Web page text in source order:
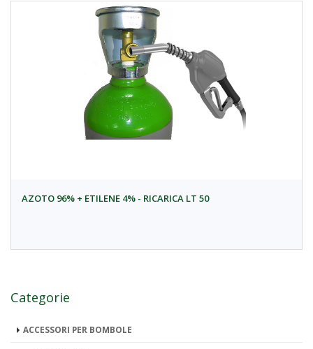
AZOTO 96% + ETILENE 4% - RICARICA LT 50
Categorie
ACCESSORI PER BOMBOLE